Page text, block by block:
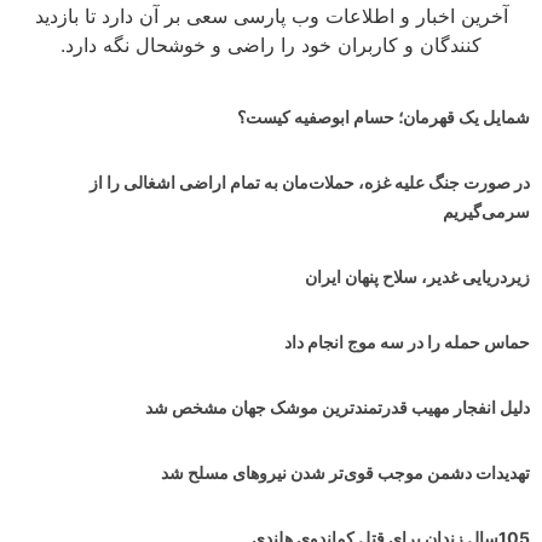
آخرین اخبار و اطلاعات وب پارسی سعی بر آن دارد تا بازدید
کنندگان و کاربران خود را راضی و خوشحال نگه دارد.
شمایل یک قهرمان؛ حسام ابوصفیه کیست؟
در صورت جنگ علیه غزه، حملات‌مان به تمام اراضی اشغالی را از
سرمی‌گیریم
زیردریایی غدیر، سلاح پنهان ایران
حماس حمله را در سه موج انجام داد
دلیل انفجار مهیب قدرتمندترین موشک جهان مشخص شد
تهدیدات دشمن موجب قوی‌تر شدن نیروهای مسلح شد
105سال زندان برای قتل کماندوی هلندی